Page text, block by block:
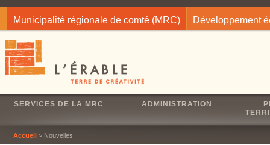
Municipalité régionale de comté (MRC) Développement
SERVICES DE LA MRC ADMINISTRATION
Accueil > Nouvelles